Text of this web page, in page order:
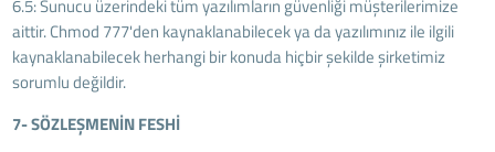
6.5: Sunucu üzerindeki tüm yazılımların güvenliği müşterilerimize
aittir. Chmod 777'den kaynaklanabilecek ya da yazılımınız ile ilgili
kaynaklanabilecek herhangi bir konuda hiçbir şekilde şirketimiz
sorumlu değildir.
7- SÖZLEŞMENİN FESHİ